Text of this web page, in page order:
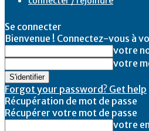
Se connecter
Bienvenue ! Connectez-vous à
votre
votre
Forgot your password? Get help
Récupération de mot de passe
Récupérer votre mot de passe
votre